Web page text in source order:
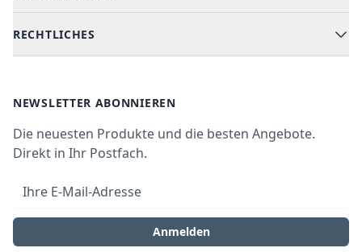
Kühlen & Gefrieren
Über uns
RECHTLICHES
Datenschutz
Widerrufsrecht
Impressum
NEWSLETTER ABONNIEREN
Die neuesten Produkte und die besten Angebote.
Direkt in Ihr Postfach.
E-Mail-Adresse
Anmelden